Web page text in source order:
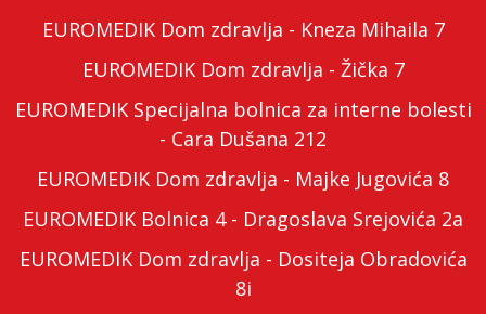
EUROMEDIK Dom zdravlja - Kneza Mihaila 7
EUROMEDIK Dom zdravlja - Žička 7
EUROMEDIK Specijalna bolnica za interne bolesti
- Cara Dušana 212
EUROMEDIK Dom zdravlja - Majke Jugovića 8
EUROMEDIK Bolnica 4 - Dragoslava Srejovića 2a
EUROMEDIK Dom zdravlja - Dositeja Obradovića
8i